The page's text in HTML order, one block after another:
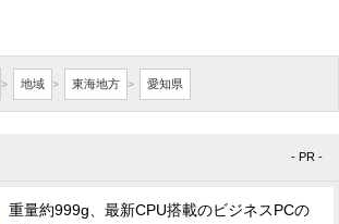
> 地域 > 東海地方 > 愛知県
- PR -
重量約999g、最新CPU搭載のビジネスPCの